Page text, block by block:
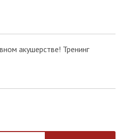
акушерстве! Тренинг